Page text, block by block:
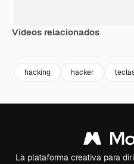
Vídeos relacionados
hacking hacker
La plataforma creativa para